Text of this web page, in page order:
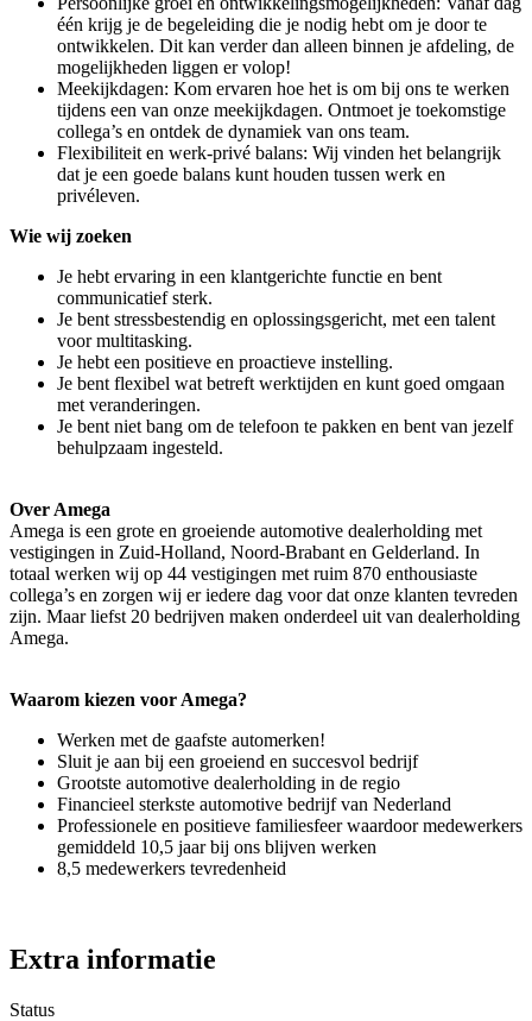
één krijg je de begeleiding die je nodig hebt om je door te
ontwikkelen. Dit kan verder dan alleen binnen je afdeling, de
mogelijkheden liggen er volop!
Meekijkdagen: Kom ervaren hoe het is om bij ons te werken
tijdens een van onze meekijkdagen. Ontmoet je toekomstige
collega’s en ontdek de dynamiek van ons team.
Flexibiliteit en werk-privé balans: Wij vinden het belangrijk
dat je een goede balans kunt houden tussen werk en
privéleven.
Wie wij zoeken
Je hebt ervaring in een klantgerichte functie en bent
communicatief sterk.
Je bent stressbestendig en oplossingsgericht, met een talent
voor multitasking.
Je hebt een positieve en proactieve instelling.
Je bent flexibel wat betreft werktijden en kunt goed omgaan
met veranderingen.
Je bent niet bang om de telefoon te pakken en bent van jezelf
behulpzaam ingesteld.
Over Amega
Amega is een grote en groeiende automotive dealerholding met
vestigingen in Zuid-Holland, Noord-Brabant en Gelderland. In
totaal werken wij op 44 vestigingen met ruim 870 enthousiaste
collega’s en zorgen wij er iedere dag voor dat onze klanten tevreden
zijn. Maar liefst 20 bedrijven maken onderdeel uit van dealerholding
Amega.
Waarom kiezen voor Amega?
Werken met de gaafste automerken!
Sluit je aan bij een groeiend en succesvol bedrijf
Grootste automotive dealerholding in de regio
Financieel sterkste automotive bedrijf van Nederland
Professionele en positieve familiesfeer waardoor medewerkers
gemiddeld 10,5 jaar bij ons blijven werken
8,5 medewerkers tevredenheid
Extra informatie
Status